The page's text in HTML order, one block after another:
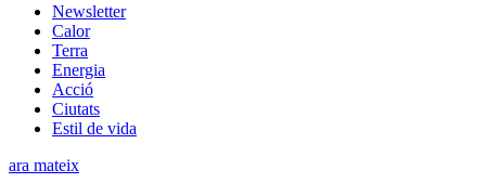
Newsletter
Calor
Terra
Energia
Acció
Ciutats
Estil de vida
ara mateix